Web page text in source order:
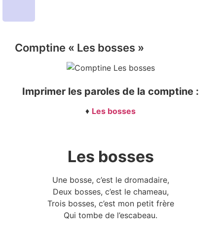
Comptine « Les bosses »
Imprimer les paroles de la comptine :
♦ Les bosses
Les bosses
Une bosse, c’est le dromadaire,
Deux bosses, c’est le chameau,
Trois bosses, c’est mon petit frère
Qui tombe de l’escabeau.